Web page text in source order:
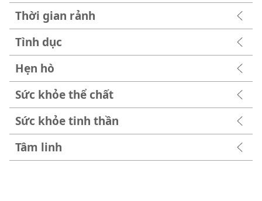
Thời gian rảnh
Tình dục
Hẹn hò
Sức khỏe thể chất
Sức khỏe tinh thần
Tâm linh